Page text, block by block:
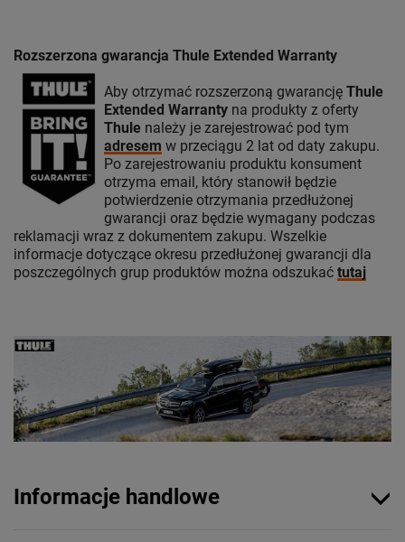
Rozszerzona gwarancja Thule Extended Warranty
Aby otrzymać rozszerzoną gwarancję Thule
Extended Warranty na produkty z oferty
Thule należy je zarejestrować pod tym
adresem w przeciągu 2 lat od daty zakupu.
Po zarejestrowaniu produktu konsument
otrzyma email, który stanowił będzie
potwierdzenie otrzymania przedłużonej
gwarancji oraz będzie wymagany podczas
reklamacji wraz z dokumentem zakupu. Wszelkie
informacje dotyczące okresu przedłużonej gwarancji dla
poszczególnych grup produktów można odszukać tutaj
Informacje handlowe